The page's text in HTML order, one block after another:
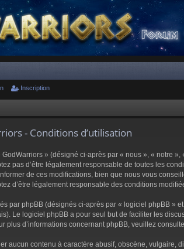
Inscription
- Conditions d’utilisation
» (désigné ci-après par « nous », « notre
pas d’être légalement responsable de toutes les
de ces modifications, bien que nous vous
d’être légalement responsable des conditions
par phpBB (désignés ci-après par « logiciel phpBB »
Le logiciel phpBB a pour seul but de faciliter les
plus d’informations concernant phpBB, veuillez
aucun contenu à caractère abusif, obscène, vulgaire,